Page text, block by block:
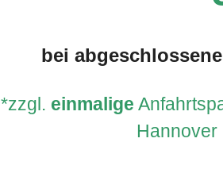
bei
*zzgl. einmalige
Hannover